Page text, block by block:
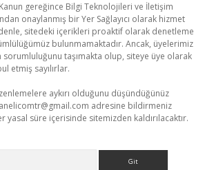
Kanun gereğince Bilgi Teknolojileri ve İletişim
onaylanmış bir Yer Sağlayıcı olarak hizmet
sitedeki içerikleri proaktif olarak denetleme
bulunmamaktadır. Ancak, üyelerimiz
sorumluluğunu taşımakta olup, siteye üye olarak
etmiş sayılırlar.
aykırı olduğunu düşündüğünüz
adresine bildirmeniz
yasal süre içerisinde sitemizden kaldırılacaktır.